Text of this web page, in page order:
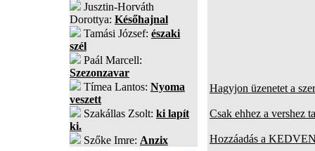
Jusztin-Horváth
Dorottya: Későhajnal
Tamási József: északi
szél
Paál Marcell:
Szezonzavar
Tímea Lantos: Nyoma
veszett
Szakállas Zsolt: ki lapít
ki.
Szőke Imre: Anzix
Hagyjon üzenetet a
Csak ehhez a vershez
Hozzáadás a